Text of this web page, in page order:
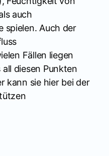
auch
spielen. Auch der
Fällen liegen
diesen Punkten
kann sie hier bei der